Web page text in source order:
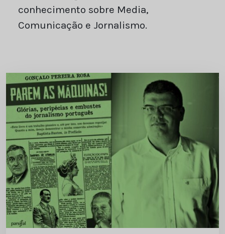
conhecimento sobre Media,
Comunicação e Jornalismo.